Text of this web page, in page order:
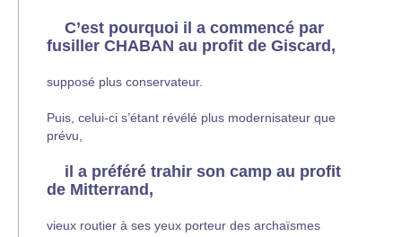
C’est pourquoi il a commencé par
fusiller CHABAN au profit de Giscard,
supposé plus conservateur.
Puis, celui-ci s’étant révélé plus modernisateur que
prévu,
il a préféré trahir son camp au profit
de Mitterrand,
vieux routier à ses yeux porteur des archaïsmes